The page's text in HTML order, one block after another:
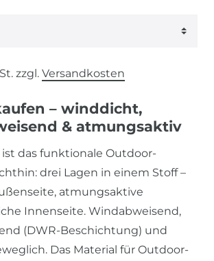
zzgl. Versandkosten
– winddicht,
& atmungsaktiv
ist das funktionale Outdoor-
drei Lagen in einem Stoff –
atmungsaktive
Innenseite. Windabweisend,
(DWR-Beschichtung) und
Das Material für Outdoor-